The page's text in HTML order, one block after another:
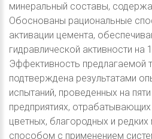
минеральный составы,
Обоснованы рациональные
активации цемента,
гидравлической активности на
Эффективность предлагаемой
подтверждена результатами
испытаний, проведенных на
предприятиях,
цветных, благородных и
способом с применением